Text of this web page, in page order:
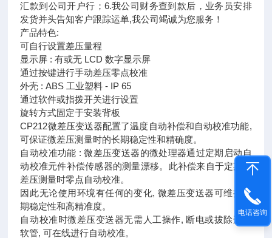
汇款到公司开户行；6.我公司财务查到款后，业务员安排
发货并头告知客户跟踪运单,我公司竭诚为您服务！
产品特色:
可自行设置差压量程
显示屏 : 有或无 LCD 数字显示屏
通过按键进行手动差压零点校准
外壳 : ABS 工业塑料 - IP 65
通过软件或指拨开关进行设置
旋转方式固定于安装背板
CP212微差压变送器配置了温度自动补偿和自动校准功能,
可保证微差压测量时的长期稳定性和精确度。
自动校准功能 : 微差压变送器的微处理器通过定期启动自
动校准元件补偿传感器的测量漂移。此补偿来自于定期的
差压测量时零点自动校准。
因此无论使用环境有任何的变化, 微差压变送器可维持长
期稳定性和高精准度。
自动校准时微差压变送器无需人工操作, 断电或拔除连接
软管, 可在线进行自动校准。
电话咨询